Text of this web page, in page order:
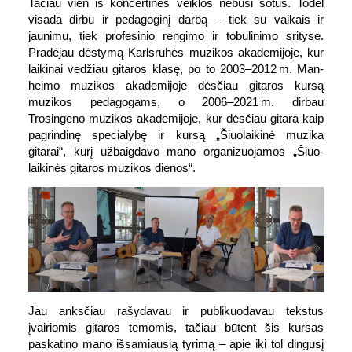
visada dirbu ir pedagoginį darbą – tiek su vaikais ir
jaunimu, tiek profesinio rengimo ir tobulinimo srityse.
Pradėjau dėstymą Karls­rūhės muzikos akade­mijoje, kur
laikinai vedžiau gitaros klasę, po to 2003–2012 m. Man­
heimo muzikos akade­mijoje dėsčiau gitaros kursą
muzikos peda­gogams, o 2006–2021 m. dirbau
Trosingeno muzikos akade­mijoje, kur dėsčiau gitara kaip
pa­grindinę specialybę ir kursą „Šiuo­laikinė muzika
gitarai“, kurį už­baigdavo mano organi­zuo­jamos „Šiuo­
laikinės gitaros muzikos dienos“.
Jau anksčiau rašydavau ir publikuodavau tekstus
įvairiomis gitaros temomis, tačiau būtent šis kursas
paskatino mano iš­samiausią tyrimą – apie iki tol dingusį